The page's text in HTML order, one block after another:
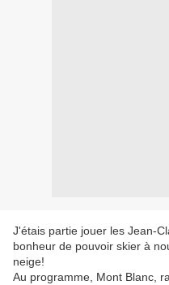
J'étais partie jouer les Jean-
bonheur de pouvoir skier à
neige!
Au programme, Mont Blanc,